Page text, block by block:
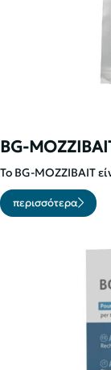
BG-
Το BG-MOZZIBAIT
περισσότερα